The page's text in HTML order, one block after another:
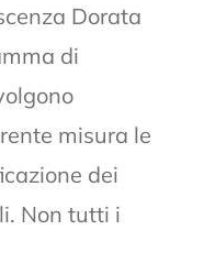
Dorata
di
misura le
dei
Non tutti i